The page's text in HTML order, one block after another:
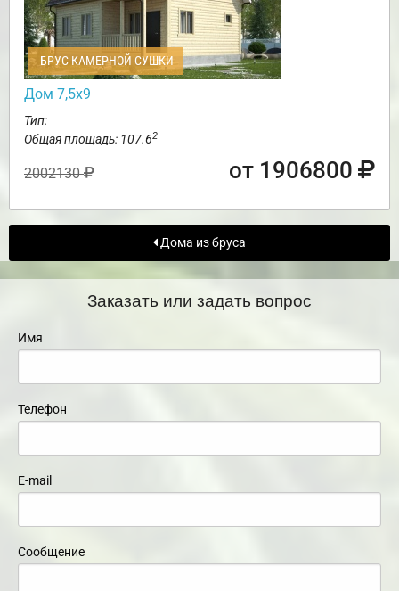
БРУС КАМЕРНОЙ СУШКИ
Дом 7,5х9
Тип:
Общая площадь: 107.62
2002130 от 1906800
Дома из бруса
Заказать или задать вопрос
Имя
Телефон
E-mail
Сообщение